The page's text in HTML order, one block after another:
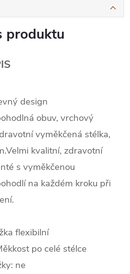
produktu
design
obuv, vrchový
vyměkčená stélka,
kvalitní, zdravotní
s vyměkčenou
na každém kroku při
flexibilní
po celé stélce
ne